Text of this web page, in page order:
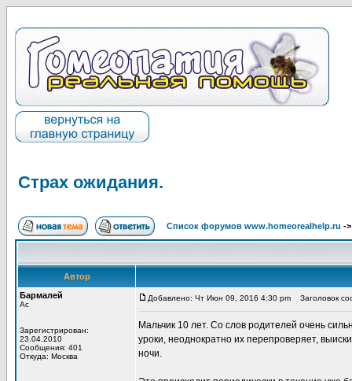
Страх ожидания.
Список форумов www.homeorealhelp.ru -
Автор
Бармалей
Ас
Зарегистрирован:
23.04.2010
Сообщения: 401
Откуда: Москва
Добавлено: Чт Июн 09, 2016 4:30 pm Заголовок
Мальчик 10 лет. Со слов родителей очень
уроки, неоднократно их перепроверяет,
ночи.